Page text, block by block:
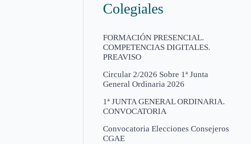
Colegiales
FORMACIÓN PRESENCIAL.
COMPETENCIAS DIGITALES.
PREAVISO
Circular 2/2026 Sobre 1ª Junta
General Ordinaria 2026
1ª JUNTA GENERAL ORDINARIA.
CONVOCATORIA
Convocatoria Elecciones Consejeros
CGAE